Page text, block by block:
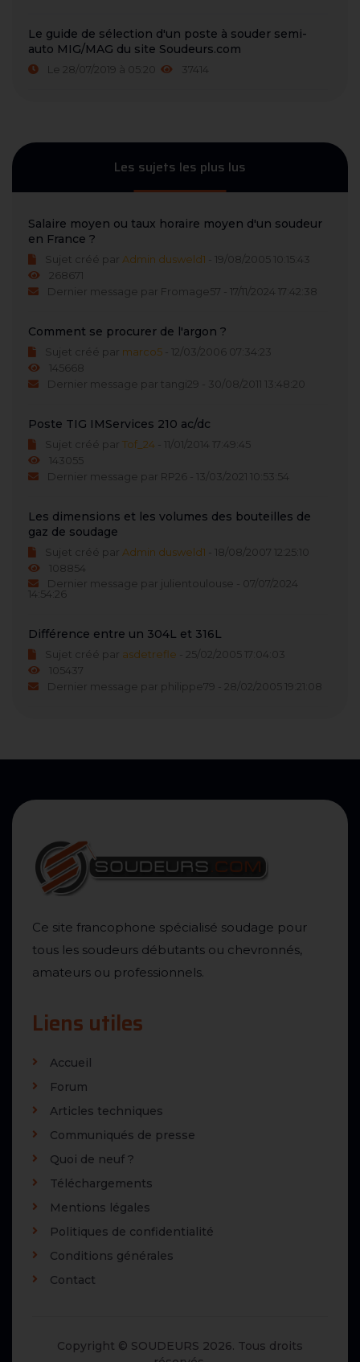
Le guide de sélection d'un poste à souder semi-
auto MIG/MAG du site Soudeurs.com
Le 28/07/2019 à 05:20 37414
Les sujets les plus lus
Salaire moyen ou taux horaire moyen d'un soudeur
en France ?
Sujet créé par Admin dusweld1 - 19/08/2005 10:15:43
268671
Dernier message par Fromage57 - 17/11/2024 17:42:38
Comment se procurer de l'argon ?
Sujet créé par marco5 - 12/03/2006 07:34:23
145668
Dernier message par tangi29 - 30/08/2011 13:48:20
Poste TIG IMServices 210 ac/dc
Sujet créé par Tof_24 - 11/01/2014 17:49:45
143055
Dernier message par RP26 - 13/03/2021 10:53:54
Les dimensions et les volumes des bouteilles de
gaz de soudage
Sujet créé par Admin dusweld1 - 18/08/2007 12:25:10
108854
Dernier message par julientoulouse - 07/07/2024
14:54:26
Différence entre un 304L et 316L
Sujet créé par asdetrefle - 25/02/2005 17:04:03
105437
Dernier message par philippe79 - 28/02/2005 19:21:08
Ce site francophone spécialisé soudage pour
tous les soudeurs débutants ou chevronnés,
amateurs ou professionnels.
Liens utiles
Accueil
Forum
Articles techniques
Communiqués de presse
Quoi de neuf ?
Téléchargements
Mentions légales
Politiques de confidentialité
Conditions générales
Contact
Copyright © SOUDEURS 2026. Tous droits